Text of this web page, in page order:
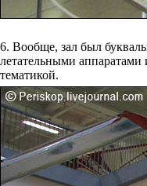
6. Вообще, зал был
летательными аппаратами
тематикой.